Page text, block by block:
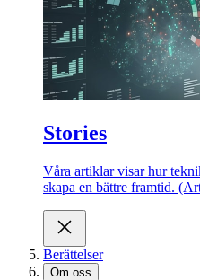
Stories
Våra artiklar visar hur
skapa en bättre framtid.
Berättelser
Om oss